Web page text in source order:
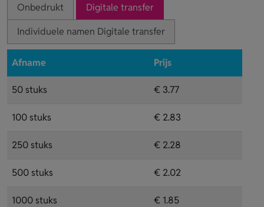
Onbedrukt
Digitale transfer
Individuele namen Digitale transfer
Afname Prijs
50 stuks € 3.77
100 stuks € 2.83
250 stuks € 2.28
500 stuks € 2.02
1000 stuks € 1.85